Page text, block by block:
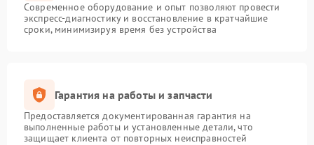
Современное оборудование и опыт позволяют провести
экспресс-диагностику и восстановление в кратчайшие
сроки, минимизируя время без устройства
Гарантия на работы и запчасти
Предоставляется документированная гарантия на
выполненные работы и установленные детали, что
защищает клиента от повторных неисправностей